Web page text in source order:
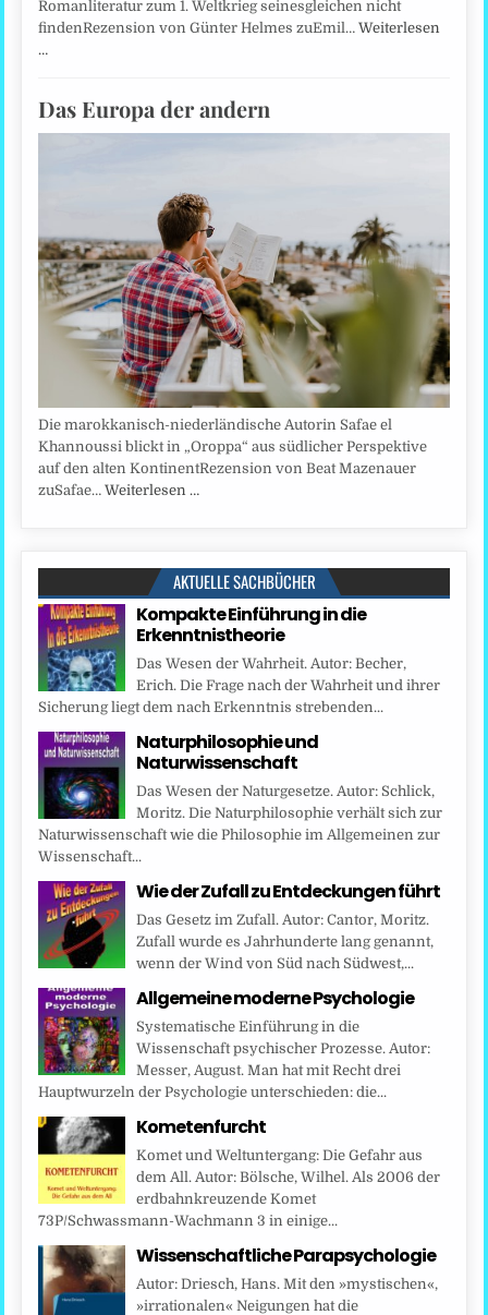
Romanliteratur zum 1. Weltkrieg seinesgleichen nicht
findenRezension von Günter Helmes zuEmil…Weiterlesen
…
Das Europa der andern
Die marokkanisch-niederländische Autorin Safae el
Khannoussi blickt in „Oroppa“ aus südlicher Perspektive
auf den alten KontinentRezension von Beat Mazenauer
zuSafae…Weiterlesen …
AKTUELLE SACHBÜCHER
Kompakte Einführung in die
Erkenntnistheorie
Das Wesen der Wahrheit. Autor: Becher,
Erich. Die Frage nach der Wahrheit und ihrer
Sicherung liegt dem nach Erkenntnis strebenden...
Naturphilosophie und
Naturwissenschaft
Das Wesen der Naturgesetze. Autor: Schlick,
Moritz. Die Naturphilosophie verhält sich zur
Naturwissenschaft wie die Philosophie im Allgemeinen zur
Wissenschaft...
Wie der Zufall zu Entdeckungen führt
Das Gesetz im Zufall. Autor: Cantor, Moritz.
Zufall wurde es Jahrhunderte lang genannt,
wenn der Wind von Süd nach Südwest,...
Allgemeine moderne Psychologie
Systematische Einführung in die
Wissenschaft psychischer Prozesse. Autor:
Messer, August. Man hat mit Recht drei
Hauptwurzeln der Psychologie unterschieden: die...
Kometenfurcht
Komet und Weltuntergang: Die Gefahr aus
dem All. Autor: Bölsche, Wilhel. Als 2006 der
erdbahnkreuzende Komet
73P/Schwassmann-Wachmann 3 in einige...
Wissenschaftliche Parapsychologie
Autor: Driesch, Hans. Mit den »mystischen«,
»irrationalen« Neigungen hat die